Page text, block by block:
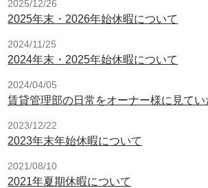
2025/12/26
2025年末・2026年始休暇について
2024/11/25
2024年末・2025年始休暇について
2024/04/05
賃貸管理部の日常をオーナー様に見てい
2023/12/22
2023年末年始休暇について
2021/08/10
2021年夏期休暇について